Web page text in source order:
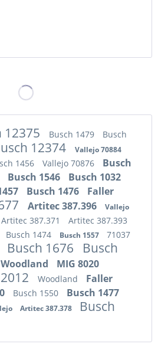
12375 Busch 1479
Busch
12374 Vallejo 70884
1456 Vallejo 70876
Busch
Busch 1546 Busch 1032
Busch 1476
Faller
Artitec 387.396
Vallejo
Artitec 387.371 Artitec 387.393
Busch 1474 Busch 1557
71037
Busch 1676
Busch
Woodland MIG 8020
Woodland
Faller
Busch 1550 Busch 1477
Artitec 387.378
Busch